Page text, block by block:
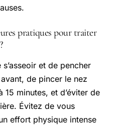
pratiques pour traiter
et de pencher
de pincer le nez
15 minutes, et d’éviter de
Évitez de vous
effort physique intense